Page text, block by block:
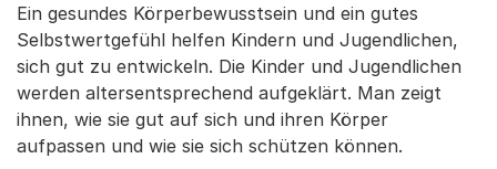
Ein gesundes Körperbewusstsein und ein gutes
Selbstwertgefühl helfen Kindern und Jugendlichen,
sich gut zu entwickeln. Die Kinder und Jugendlichen
werden altersentsprechend aufgeklärt. Man zeigt
ihnen, wie sie gut auf sich und ihren Körper
aufpassen und wie sie sich schützen können.